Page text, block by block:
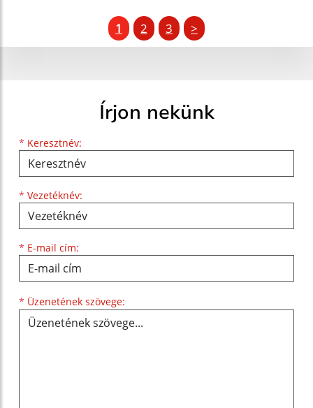
1 2 3 >
Írjon nekünk
* Keresztnév:
Keresztnév
* Vezetéknév:
Vezetéknév
* E-mail cím:
E-mail cím
* Üzenetének szövege: